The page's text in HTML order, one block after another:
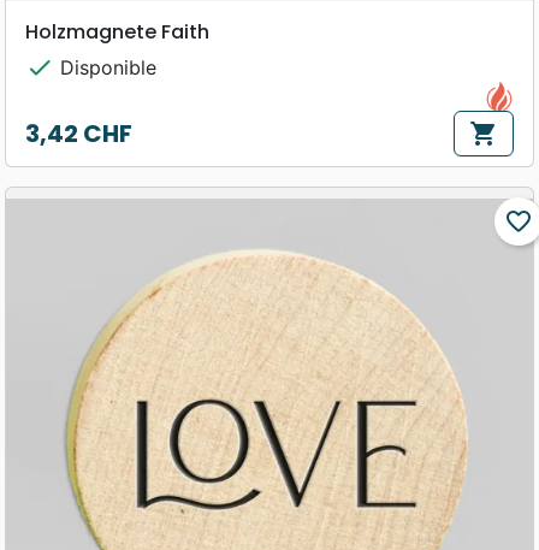
Holzmagnete Faith
check Disponible
Prix
3,42 CHF shopping_cart
favorite_border